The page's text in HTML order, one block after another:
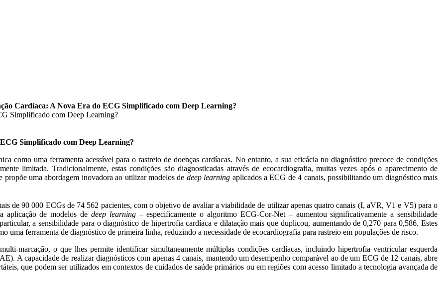
Cardíaca: A Nova Era do ECG Simplificado com Deep Learning?
Simplificado com Deep Learning?
como uma ferramenta acessível para o rastreio de doenças cardíacas. No entanto, a sua eficácia no diagnóstico precoce de condições
limitada. Tradicionalmente, estas condições são diagnosticadas através de ecocardiografia, muitas vezes após o aparecimento de
propõe uma abordagem inovadora ao utilizar modelos de deep learning aplicados a ECG de 4 canais, possibilitando um diagnóstico mais
de 90 000 ECGs de 74 562 pacientes, com o objetivo de avaliar a viabilidade de utilizar apenas quatro canais (I, aVR, V1 e V5) para o
aplicação de modelos de deep learning– especificamente o algoritmo ECG-Cor-Net – aumentou significativamente a sensibilidade
a sensibilidade para o diagnóstico de hipertrofia cardíaca e dilatação mais que duplicou, aumentando de 0,270 para 0,586. Estes
uma ferramenta de diagnóstico de primeira linha, reduzindo a necessidade de ecocardiografia para rastreio em populações de risco.
marcação, o que lhes permite identificar simultaneamente múltiplas condições cardíacas, incluindo hipertrofia ventricular esquerda
A capacidade de realizar diagnósticos com apenas 4 canais, mantendo um desempenho comparável ao de um ECG de 12 canais, abre
que podem ser utilizados em contextos de cuidados de saúde primários ou em regiões com acesso limitado a tecnologia avançada de